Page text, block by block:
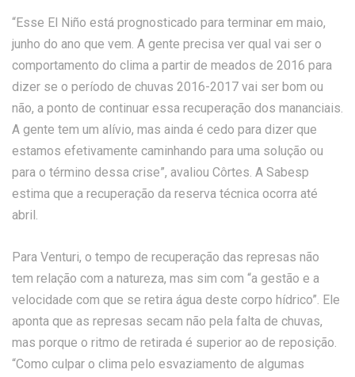
“Esse El Niño está prognosticado para terminar em maio,
junho do ano que vem. A gente precisa ver qual vai ser o
comportamento do clima a partir de meados de 2016 para
dizer se o período de chuvas 2016-2017 vai ser bom ou
não, a ponto de continuar essa recuperação dos mananciais.
A gente tem um alívio, mas ainda é cedo para dizer que
estamos efetivamente caminhando para uma solução ou
para o término dessa crise”, avaliou Côrtes. A Sabesp
estima que a recuperação da reserva técnica ocorra até
abril.
Para Venturi, o tempo de recuperação das represas não
tem relação com a natureza, mas sim com “a gestão e a
velocidade com que se retira água deste corpo hídrico”. Ele
aponta que as represas secam não pela falta de chuvas,
mas porque o ritmo de retirada é superior ao de reposição.
“Como culpar o clima pelo esvaziamento de algumas